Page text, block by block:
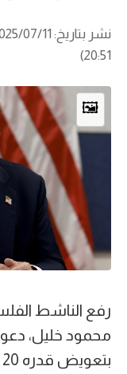
20:51)
🖼️
رفع الناشط
محمود خليل،